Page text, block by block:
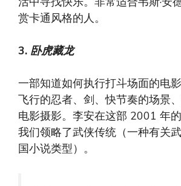
赏卡通风格的人。
3. 卧虎藏龙
一部知道如何执行打斗场面的电影
飞行的忍者、剑、快节奏的场景
电影摄影。李安在这部 2001 年
我们领略了武侠传统（一种有关
国小说类型）。